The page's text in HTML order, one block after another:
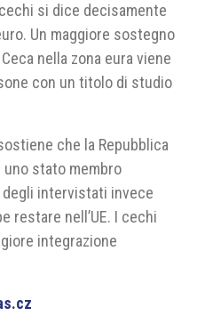
si dice decisamente
Un maggiore sostegno
nella zona eura viene
con un titolo di studio
che la Repubblica
uno stato membro
degli intervistati invece
restare nell’UE. I cechi
integrazione